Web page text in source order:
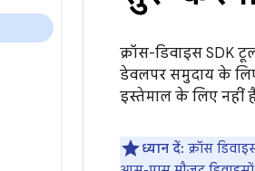
क्रॉस-डिवाइस
डेवलपर समुदाय के लिए
इस्तेमाल के लिए नहीं
ध्यान दें: क्रॉस